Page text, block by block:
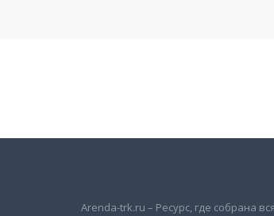
Arenda-trk.ru – Ресурс, где собрана